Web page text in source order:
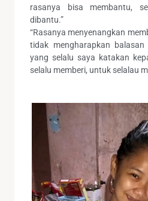
rasanya bisa membantu,
dibantu.”
“Rasanya menyenangkan
tidak mengharapkan balasan
yang selalu saya katakan
selalu memberi, untuk selalau